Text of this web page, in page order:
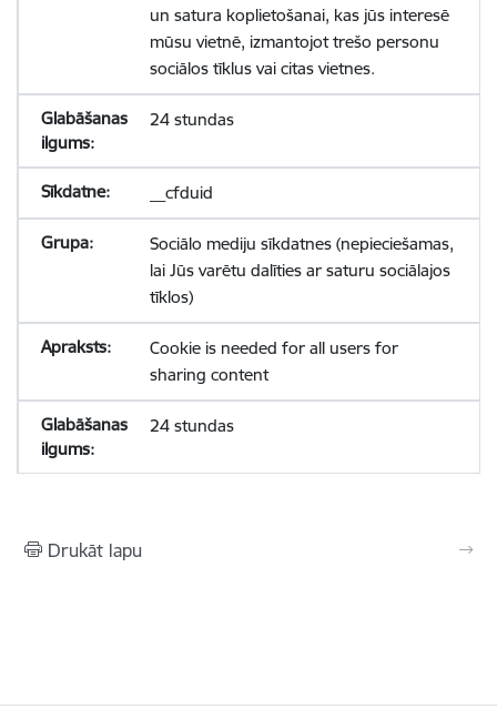
un satura koplietošanai, kas jūs interesē
mūsu vietnē, izmantojot trešo personu
sociālos tīklus vai citas vietnes.
24 stundas
__cfduid
Sociālo mediju sīkdatnes (nepieciešamas,
lai Jūs varētu dalīties ar saturu sociālajos
tīklos)
Cookie is needed for all users for
sharing content
24 stundas
Drukāt lapu